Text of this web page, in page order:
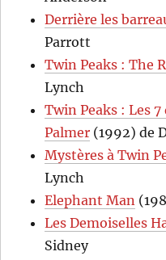
Derrière les
Parrott
Twin Peaks : The
Lynch
Twin Peaks : Les
Palmer (1992) de
Mystères à Twin
Lynch
Elephant Man
Les Demoiselles
Sidney